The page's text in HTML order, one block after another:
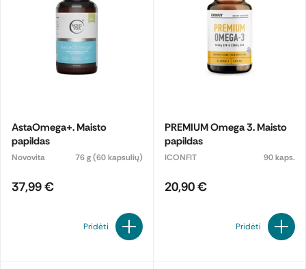
AstaOmega+. Maisto
papildas
Novovita 76 g (60 kapsulių)
37,99 €
Pridėti
PREMIUM Omega 3. Maisto
papildas
ICONFIT 90 kaps.
20,90 €
Pridėti